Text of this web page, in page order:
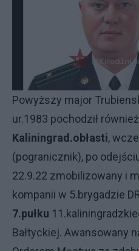
Powyższy major
ur.1983 pochodził
Kaliningrad.obłasti,
(pogranicznik), po
22.9.22 zmobilizowany i
kompanii w 5.brygadzie
7.pułku
Bałtyckiej. Awansowany